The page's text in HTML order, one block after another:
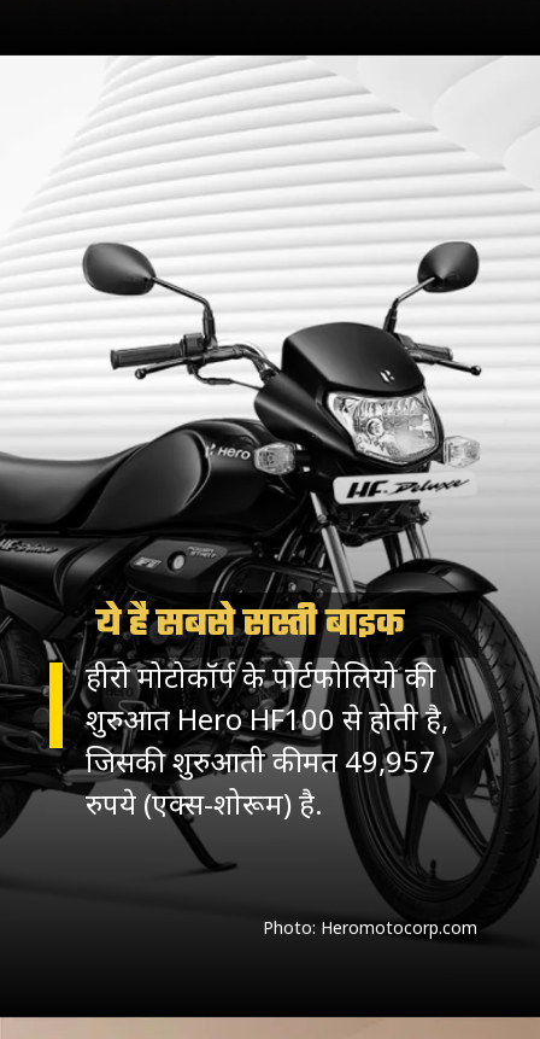
ये है सबसे सस्ती बाइक
हीरो मोटोकॉर्प के पोर्टफोलियो की
शुरुआत Hero HF100 से होती है,
जिसकी शुरुआती कीमत 49,957
रुपये (एक्स-शोरूम) है.
Photo: Heromotocorp.com